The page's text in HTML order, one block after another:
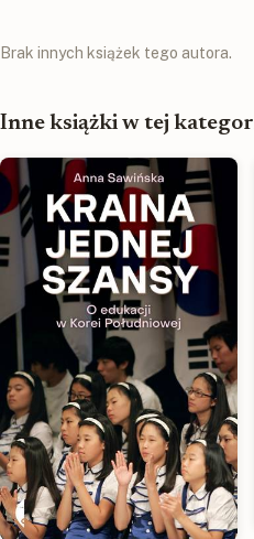
Brak innych książek tego autora.
Inne książki w tej